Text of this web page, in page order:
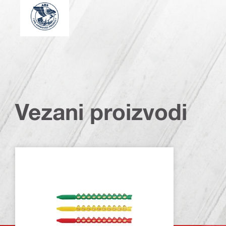
American Bureau of Shipping (Američki registar
Vezani proizvodi